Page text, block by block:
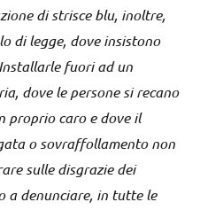
di strisce blu, inoltre,
di legge, dove insistono
fuori ad un
dove le persone si recano
proprio caro e dove il
o sovraffollamento non
sulle disgrazie dei
a denunciare, in tutte le